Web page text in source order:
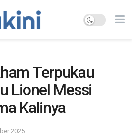
Terpukau
Lionel Messi
Kalinya
2025